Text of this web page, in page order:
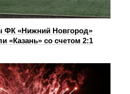
«Нижний Новгород»
«Казань» со счетом 2:1